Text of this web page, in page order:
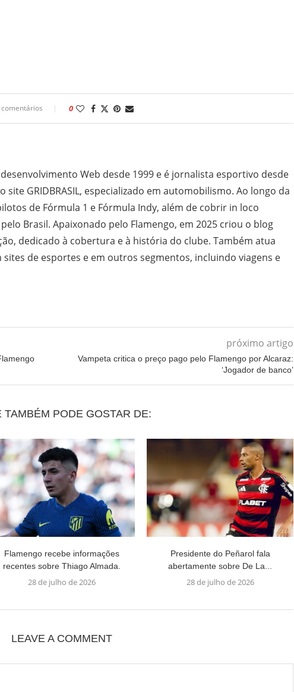
0
Web desde 1999 e é jornalista esportivo desde
site GRIDBRASIL, especializado em automobilismo. Ao longo da
de Fórmula 1 e Fórmula Indy, além de cobrir in loco
Brasil. Apaixonado pelo Flamengo, em 2025 criou o blog
dedicado à cobertura e à história do clube. Também atua
de esportes e em outros segmentos, incluindo viagens e
próximo artigo
Vampeta critica o preço pago pelo Flamengo por Alcaraz:
‘Jogador de banco’
TAMBÉM PODE GOSTAR DE:
Flamengo recebe informações
recentes sobre Thiago Almada.
28 de julho de 2026
Presidente do Peñarol fala
abertamente sobre De La...
28 de julho de 2026
LEAVE A COMMENT